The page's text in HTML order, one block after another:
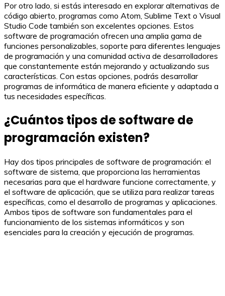
Por otro lado, si estás interesado en explorar alternativas de
código abierto, programas como Atom, Sublime Text o Visual
Studio Code también son excelentes opciones. Estos
software de programación ofrecen una amplia gama de
funciones personalizables, soporte para diferentes lenguajes
de programación y una comunidad activa de desarrolladores
que constantemente están mejorando y actualizando sus
características. Con estas opciones, podrás desarrollar
programas de informática de manera eficiente y adaptada a
tus necesidades específicas.
¿Cuántos tipos de software de
programación existen?
Hay dos tipos principales de software de programación: el
software de sistema, que proporciona las herramientas
necesarias para que el hardware funcione correctamente, y
el software de aplicación, que se utiliza para realizar tareas
específicas, como el desarrollo de programas y aplicaciones.
Ambos tipos de software son fundamentales para el
funcionamiento de los sistemas informáticos y son
esenciales para la creación y ejecución de programas.